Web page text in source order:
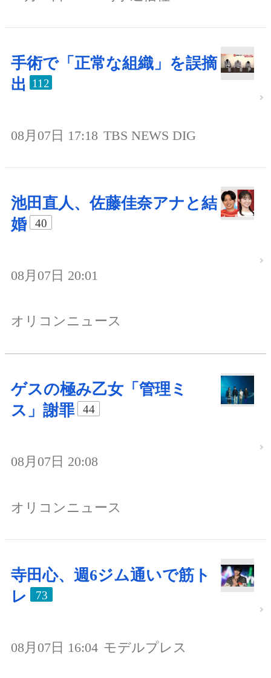
手術で「正常な組織」を誤摘
出
112
08月07日 17:18 TBS NEWS DIG
池田直人、佐藤佳奈アナと結
婚
40
08月07日 20:01
オリコンニュース
ゲスの極み乙女「管理ミ
ス」謝罪
44
08月07日 20:08
オリコンニュース
寺田心、週6ジム通いで筋ト
レ
73
08月07日 16:04 モデルプレス